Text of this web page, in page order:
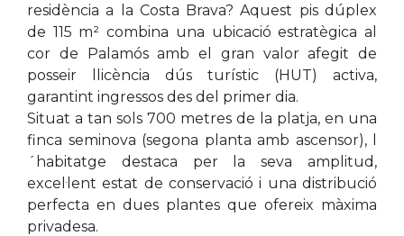
residència a la Costa Brava? Aquest pis dúplex
de 115 m² combina una ubicació estratègica al
cor de Palamós amb el gran valor afegit de
posseir llicència dús turístic (HUT) activa,
garantint ingressos des del primer dia.
Situat a tan sols 700 metres de la platja, en una
finca seminova (segona planta amb ascensor), l
´habitatge destaca per la seva amplitud,
excel·lent estat de conservació i una distribució
perfecta en dues plantes que ofereix màxima
privadesa.